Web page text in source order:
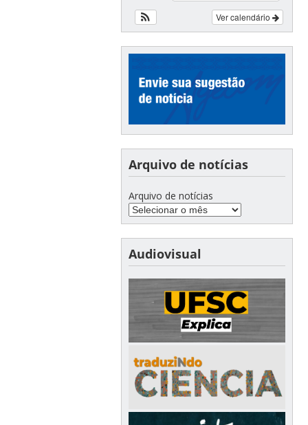
Ver calendário
Arquivo de notícias
Arquivo de notícias
Audiovisual